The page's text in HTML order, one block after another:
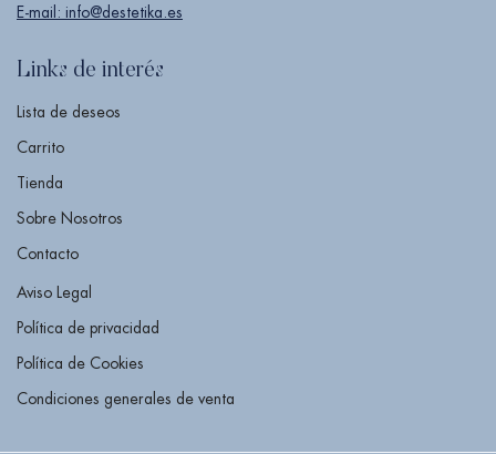
E-mail: info@destetika.es
Links de interés
Lista de deseos
Carrito
Tienda
Sobre Nosotros
Contacto
Aviso Legal
Política de privacidad
Política de Cookies
Condiciones generales de venta